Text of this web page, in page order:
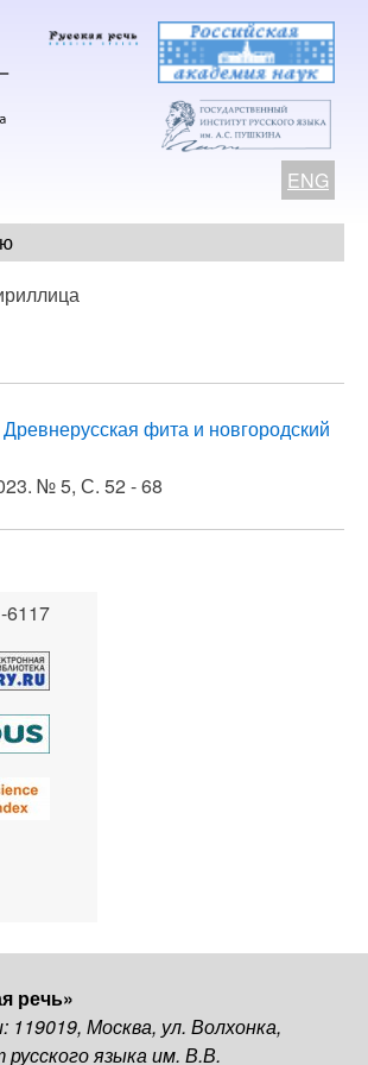
ENG
Древнерусская фита и новгородский
№ 5, С. 52 - 68
6117
речь»
119019, Москва, ул. Волхонка,
языка им. В.В.